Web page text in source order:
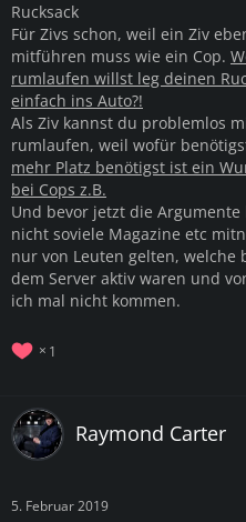
Rucksack
Für Zivs schon, weil ein Ziv
mitführen muss wie ein Cop.
rumlaufen willst leg deinen
einfach ins Auto?!
Als Ziv kannst du problemlos
rumlaufen, weil wofür
mehr Platz benötigst ist ein
bei Cops z.B.
Und bevor jetzt die
nicht soviele Magazine etc
nur von Leuten gelten,
dem Server aktiv waren und
ich mal nicht kommen.
1
Raymond Carter
5. Februar 2019